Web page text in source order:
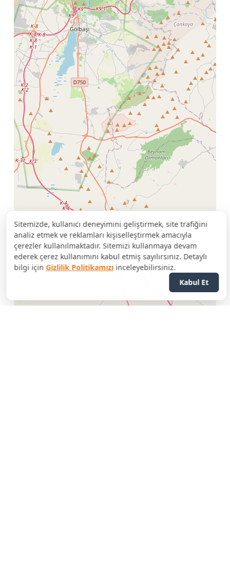
Sitemizde, kullanıcı deneyimini geliştirmek, site trafiğini
analiz etmek ve reklamları kişiselleştirmek amacıyla
çerezler kullanılmaktadır. Sitemizi kullanmaya devam
ederek çerez kullanımını kabul etmiş sayılırsınız. Detaylı
bilgi için Gizlilik Politikamızı inceleyebilirsiniz.
Kabul Et